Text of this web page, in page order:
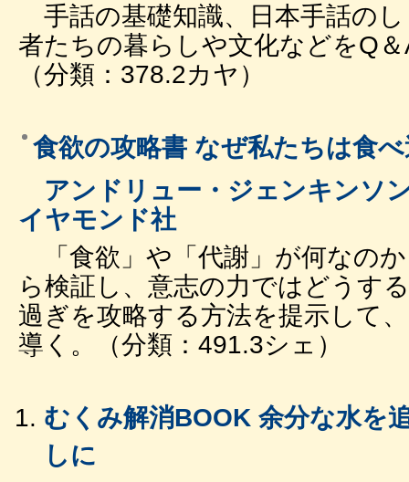
手話の基礎知識、日本手話の
者たちの暮らしや文化などをQ
（分類：378.2カヤ）
食欲の攻略書 なぜ私たちは食
アンドリュー・ジェンキンソ
イヤモンド社
「食欲」や「代謝」が何なの
ら検証し、意志の力ではどうす
過ぎを攻略する方法を提示して
導く。（分類：491.3シェ）
むくみ解消BOOK 余分な水を
しに